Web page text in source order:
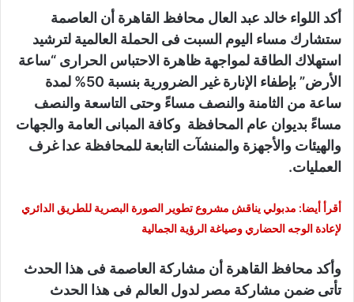
أكد اللواء خالد عبد العال محافظ القاهرة أن العاصمة
ستشارك مساء اليوم السبت فى الحملة العالمية لترشيد
استهلاك الطاقة لمواجهة ظاهرة الاحتباس الحرارى “ساعة
الأرض” بإطفاء الإنارة غير الضرورية بنسبة 50% لمدة
ساعة من الثامنة والنصف مساءً وحتى التاسعة والنصف
مساءً بديوان عام المحافظة وكافة المبانى العامة والجهات
والهيئات والأجهزة والمنشآت التابعة للمحافظة عدا غرف
العمليات.
أقرأ أيضا: مدبولي يناقش مشروع تطوير الصورة البصرية للطريق الدائري
لإعادة الوجه الحضاري وصياغة الرؤية الجمالية
وأكد محافظ القاهرة أن مشاركة العاصمة فى هذا الحدث
تأتى ضمن مشاركة مصر لدول العالم فى هذا الحدث